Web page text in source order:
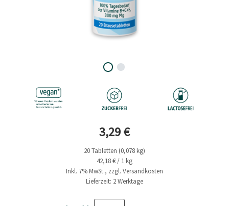
Aktueller Preis
3,29 €
20 Tabletten (0,078 kg)
42,18 € / 1 kg
Inkl. 7% MwSt., zzgl. Versandkosten
Lieferzeit: 2 Werktage